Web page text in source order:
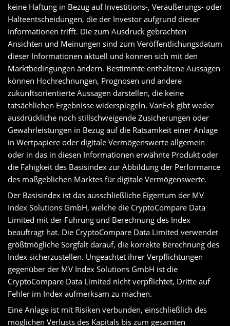
keine Haftung in Bezug auf Investitions-, Veräußerungs- oder
Halteentscheidungen, die der Investor aufgrund dieser
Informationen trifft. Die zum Ausdruck gebrachten
Ansichten und Meinungen sind zum Veröffentlichungsdatum
dieser Informationen aktuell und können sich mit den
Marktbedingungen ändern. Bestimmte enthaltene Aussagen
können Hochrechnungen, Prognosen und andere
zukunftsorientierte Aussagen darstellen, die keine
tatsächlichen Ergebnisse widerspiegeln. VanEck gibt weder
ausdrückliche noch stillschweigende Zusicherungen oder
Gewährleistungen in Bezug auf die Ratsamkeit einer Anlage
in Wertpapiere oder digitale Vermögenswerte allgemein
oder in das in diesen Informationen erwähnte Produkt oder
die Fähigkeit des Basisindex zur Abbildung der Performance
des maßgeblichen Marktes für digitale Vermögenswerte.
Der Basisindex ist das ausschließliche Eigentum der MV
Index Solutions GmbH, welche die CryptoCompare Data
Limited mit der Führung und Berechnung des Index
beauftragt hat. Die CryptoCompare Data Limited verwendet
größtmögliche Sorgfalt darauf, die korrekte Berechnung des
Index sicherzustellen. Ungeachtet ihrer Verpflichtungen
gegenüber der MV Index Solutions GmbH ist die
CryptoCompare Data Limited nicht verpflichtet, Dritte auf
Fehler im Index aufmerksam zu machen.
Eine Anlage ist mit Risiken verbunden, einschließlich des
möglichen Verlusts des Kapitals bis zum gesamten